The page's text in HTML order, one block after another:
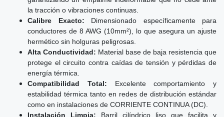
la tracción o vibraciones continuas.
Calibre Exacto: Dimensionado específicamente para
conductores de 8 AWG (10mm²), lo que asegura un ajuste
hermético sin holguras peligrosas.
Alta Conductividad: Material base de baja resistencia que
protege el circuito contra caídas de tensión y pérdidas de
energía térmica.
Compatibilidad Total: Excelente comportamiento y
estabilidad térmica tanto en redes de distribución estándar
como en instalaciones de CORRIENTE CONTINUA (DC).
Instalación Limpia: Barril cilíndrico liso que facilita y